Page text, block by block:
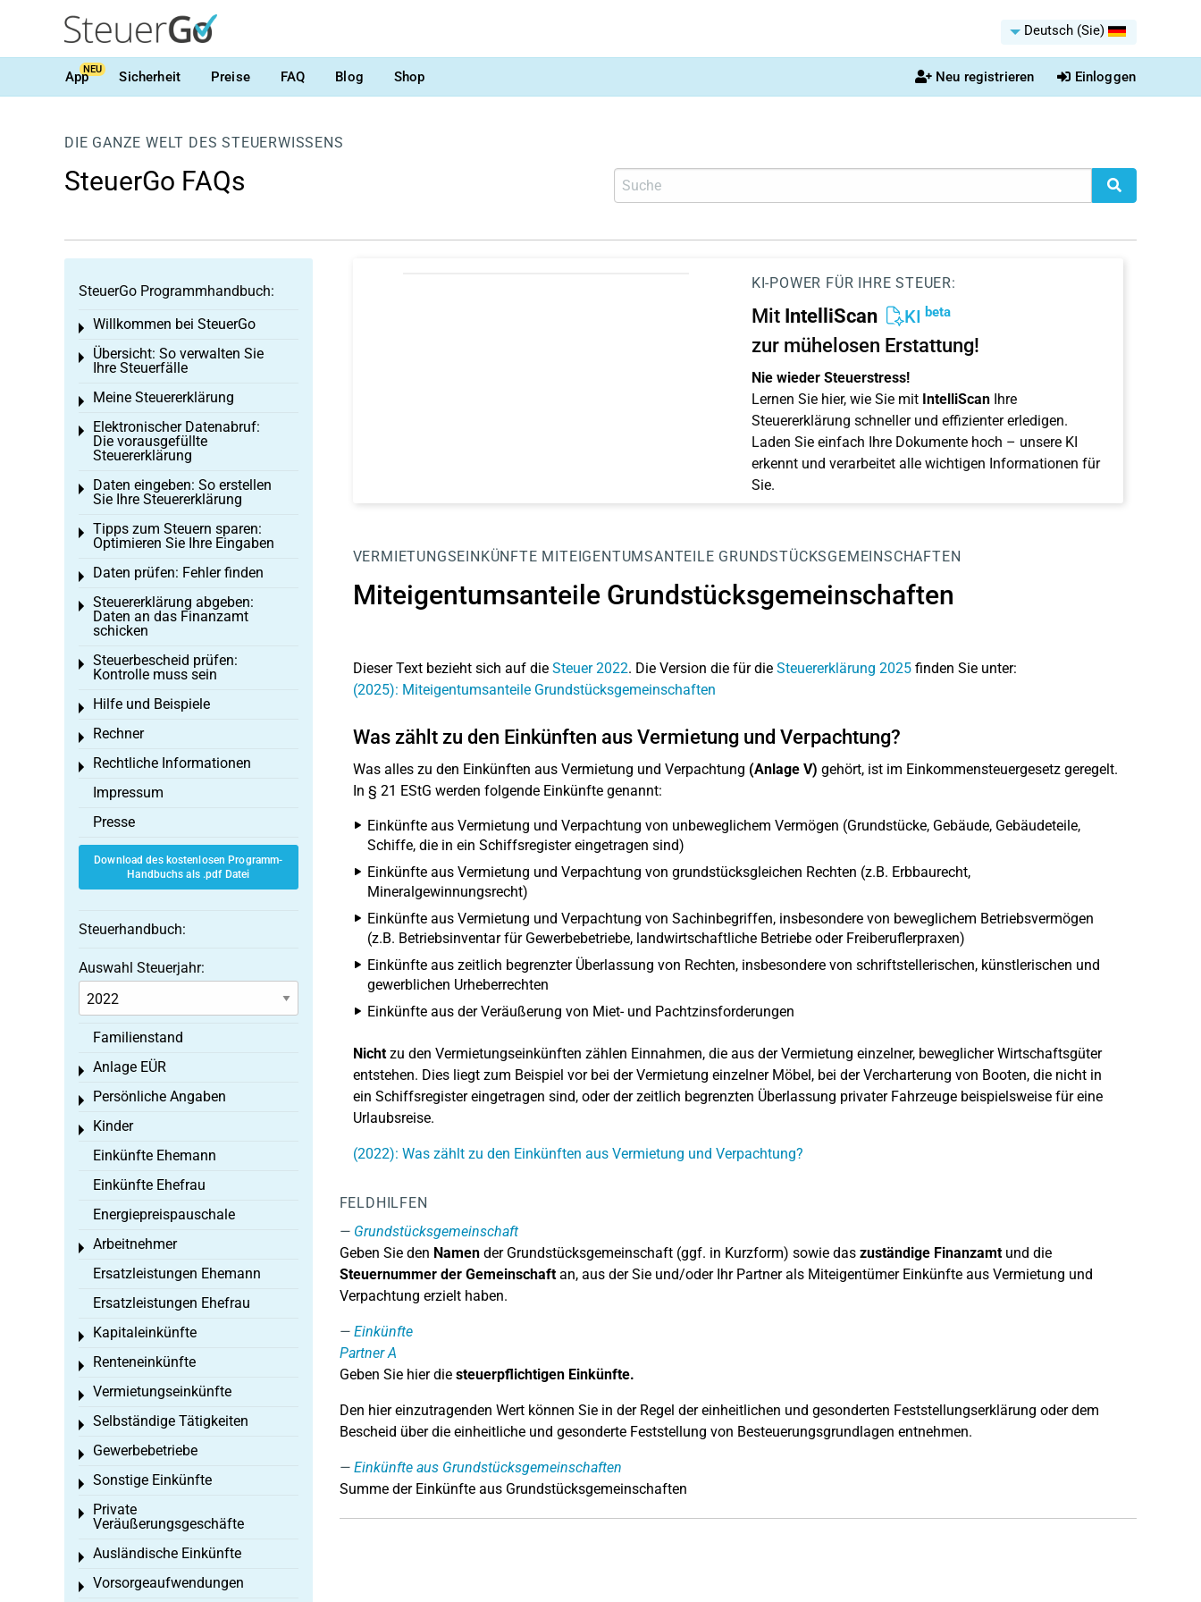
Deutsch (Sie)
AppNEU Sicherheit Preise FAQ Blog Shop Neu registrieren Einloggen
DIE GANZE WELT DES STEUERWISSENS
SteuerGo FAQs
KI-POWER FÜR IHRE STEUER:
Mit IntelliScan KI beta
zur mühelosen Erstattung!
Nie wieder Steuerstress!
Lernen Sie hier, wie Sie mit IntelliScanIhre
Steuererklärung schneller und effizienter erledigen.
Laden Sie einfach Ihre Dokumente hoch – unsere KI
erkennt und verarbeitet alle wichtigen Informationen für
Sie.
VERMIETUNGSEINKÜNFTE MITEIGENTUMSANTEILE GRUNDSTÜCKSGEMEINSCHAFTEN
Miteigentumsanteile Grundstücksgemeinschaften
Dieser Text bezieht sich auf die Steuer 2022. Die Version die für die Steuererklärung 2025finden Sie unter:
(2025): Miteigentumsanteile Grundstücksgemeinschaften
Was zählt zu den Einkünften aus Vermietung und Verpachtung?
Was alles zu den Einkünften aus Vermietung und Verpachtung (Anlage V) gehört, ist im Einkommensteuergesetz geregelt.
In § 21 EStG werden folgende Einkünfte genannt:
Einkünfte aus Vermietung und Verpachtung von unbeweglichem Vermögen (Grundstücke, Gebäude, Gebäudeteile,
Schiffe, die in ein Schiffsregister eingetragen sind)
Einkünfte aus Vermietung und Verpachtung von grundstücksgleichen Rechten (z.B. Erbbaurecht,
Mineralgewinnungsrecht)
Einkünfte aus Vermietung und Verpachtung von Sachinbegriffen, insbesondere von beweglichem Betriebsvermögen
(z.B. Betriebsinventar für Gewerbebetriebe, landwirtschaftliche Betriebe oder Freiberuflerpraxen)
Einkünfte aus zeitlich begrenzter Überlassung von Rechten, insbesondere von schriftstellerischen, künstlerischen und
gewerblichen Urheberrechten
Einkünfte aus der Veräußerung von Miet- und Pachtzinsforderungen
Nichtzu den Vermietungseinkünften zählen Einnahmen, die aus der Vermietung einzelner, beweglicher Wirtschaftsgüter
entstehen. Dies liegt zum Beispiel vor bei der Vermietung einzelner Möbel, bei der Vercharterung von Booten, die nicht in
ein Schiffsregister eingetragen sind, oder der zeitlich begrenzten Überlassung privater Fahrzeuge beispielsweise für eine
Urlaubsreise.
(2022): Was zählt zu den Einkünften aus Vermietung und Verpachtung?
FELDHILFEN
Grundstücksgemeinschaft
Geben Sie den Namender Grundstücksgemeinschaft (ggf. in Kurzform) sowie das zuständige Finanzamtund die
Steuernummer der Gemeinschaftan, aus der Sie und/oder Ihr Partner als Miteigentümer Einkünfte aus Vermietung und
Verpachtung erzielt haben.
Einkünfte
Partner A
Geben Sie hier die steuerpflichtigen Einkünfte.
Den hier einzutragenden Wert können Sie in der Regel der einheitlichen und gesonderten Feststellungserklärung oder dem
Bescheid über die einheitliche und gesonderte Feststellung von Besteuerungsgrundlagen entnehmen.
Einkünfte aus Grundstücksgemeinschaften
Summe der Einkünfte aus Grundstücksgemeinschaften
SteuerGo Programmhandbuch:
Willkommen bei SteuerGo
Toggle menu
Übersicht: So verwalten Sie
Ihre Steuerfälle
Toggle menu
Meine Steuererklärung
Toggle menu
Elektronischer Datenabruf:
Die vorausgefüllte
Steuererklärung
Toggle menu
Daten eingeben: So erstellen
Sie Ihre Steuererklärung
Toggle menu
Tipps zum Steuern sparen:
Optimieren Sie Ihre Eingaben
Toggle menu
Daten prüfen: Fehler finden
Toggle menu
Steuererklärung abgeben:
Daten an das Finanzamt
schicken
Toggle menu
Steuerbescheid prüfen:
Kontrolle muss sein
Toggle menu
Hilfe und Beispiele
Toggle menu
Rechner
Toggle menu
Rechtliche Informationen
Toggle menu
Impressum
Presse
Download des kostenlosen Programm-
Handbuchs als .pdf Datei
Steuerhandbuch:
Auswahl Steuerjahr:
Familienstand
Anlage EÜR
Toggle menu
Persönliche Angaben
Toggle menu
Kinder
Toggle menu
Einkünfte Ehemann
Einkünfte Ehefrau
Energiepreispauschale
Arbeitnehmer
Toggle menu
Ersatzleistungen Ehemann
Ersatzleistungen Ehefrau
Kapitaleinkünfte
Toggle menu
Renteneinkünfte
Toggle menu
Vermietungseinkünfte
Toggle menu
Selbständige Tätigkeiten
Toggle menu
Gewerbebetriebe
Toggle menu
Sonstige Einkünfte
Toggle menu
Private
Veräußerungsgeschäfte
Toggle menu
Ausländische Einkünfte
Toggle menu
Vorsorgeaufwendungen
Toggle menu